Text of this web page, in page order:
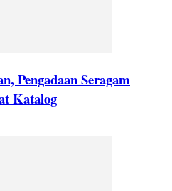
Pengadaan Seragam
Katalog